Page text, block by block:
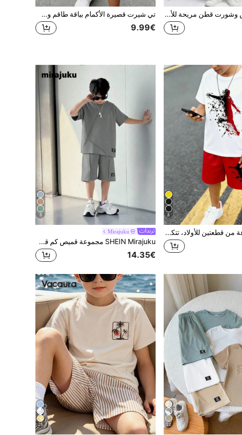
مجموعة قميص وشورت قطن مريحة للأطفال/المراهقين الصبية، بتصميم ألوان متباينة وياقة طاقم مضلع، أكمام قصيرة تي شيرت قصيرة الأكمام بياقة طاقم وشورت بنقشة المربعات للأولاد المراهقين، مريحة وعصرية، مناسبة للصيف والمنزل والخارج والرياضة والمدرسة
9.99€
8
SHEIN مجموعة من قطعتين للأولاد، تتكون من قميص تي شيرت مطبوع بطباعة نقطية وظل لاعب كرة قدم، وشورت، ملابس كاجوال أنيقة ومريحة للارتداء اليومي في الربيع والصيف والخريف
5
Mirajuku
SHEIN Mirajuku مجموعة قميص كم قصير وشورت صيفية عادية للأولاد المراهقين 2 قطعة
14.35€
22
25